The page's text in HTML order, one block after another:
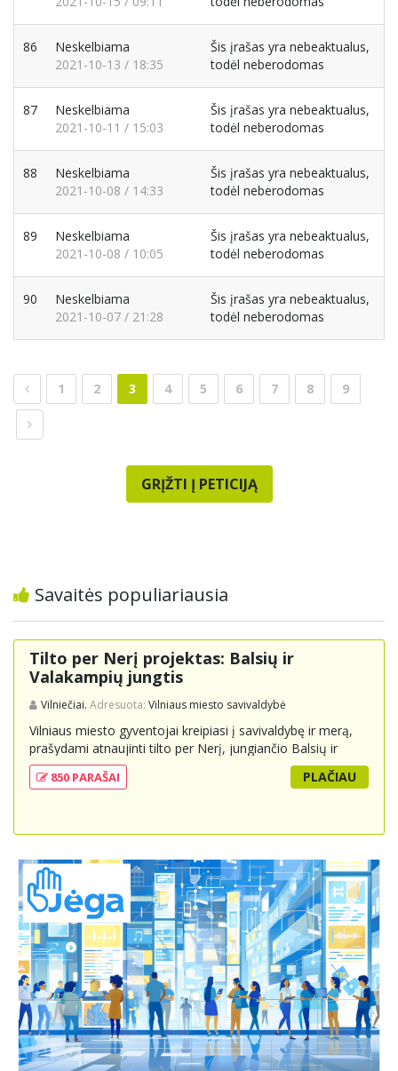
86
Neskelbiama
2021-10-13 / 18:35
Šis įrašas yra nebeaktualus,
todėl neberodomas
87
Neskelbiama
2021-10-11 / 15:03
Šis įrašas yra nebeaktualus,
todėl neberodomas
88
Neskelbiama
2021-10-08 / 14:33
Šis įrašas yra nebeaktualus,
todėl neberodomas
89
Neskelbiama
2021-10-08 / 10:05
Šis įrašas yra nebeaktualus,
todėl neberodomas
90
Neskelbiama
2021-10-07 / 21:28
Šis įrašas yra nebeaktualus,
todėl neberodomas
1 2 3 4 5 6 7 8 9
GRĮŽTI Į PETICIJĄ
Savaitės populiariausia
Tilto per Nerį projektas: Balsių ir
Valakampių jungtis
Vilniečiai. Adresuota: Vilniaus miesto savivaldybė
Vilniaus miesto gyventojai kreipiasi į savivaldybę ir merą,
prašydami atnaujinti tilto per Nerį, jungiančio Balsių ir
Valakampių kryptis, projektą ir įtraukti jį į miesto
strateginius susisiekimo planus. Šis tiltas ne tik padėtų
suteikdamas daugiau susisiekimo galimybių tiek
dviratininkams. Gyventojai ragina atlikti techninę,
ekonominę ir transporto analizę, organizuoti viešas
konsultacijas ir integruoti projektą į ilgalaikius miesto
planus, siekiant užtikrinti transporto sistemos patikimumą
ir prisitaikymą prie sparčiai augančio miesto poreikių.
850 PARAŠAI PLAČIAU